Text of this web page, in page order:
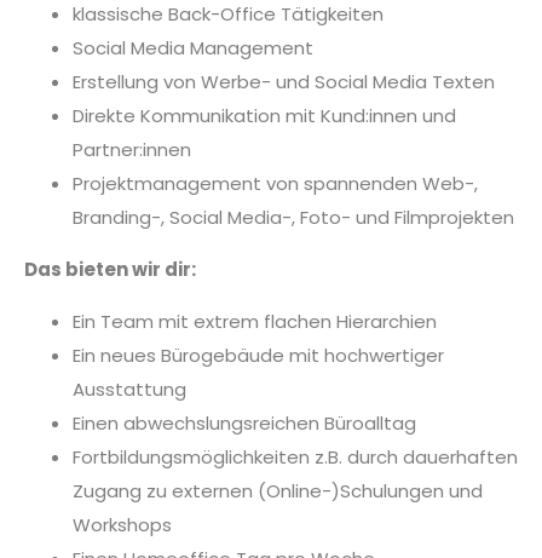
klassische Back-Office Tätigkeiten
Social Media Management
Erstellung von Werbe- und Social Media Texten
Direkte Kommunikation mit Kund:innen und
Partner:innen
Projektmanagement von spannenden Web-,
Branding-, Social Media-, Foto- und Filmprojekten
Das bieten wir dir:
Ein Team mit extrem flachen Hierarchien
Ein neues Bürogebäude mit hochwertiger
Ausstattung
Einen abwechslungsreichen Büroalltag
Fortbildungsmöglichkeiten z.B. durch dauerhaften
Zugang zu externen (Online-)Schulungen und
Workshops